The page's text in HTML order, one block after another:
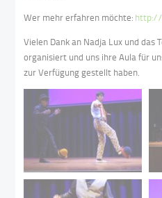
Wer mehr erfahren möchte: http://
Vielen Dank an Nadja Lux und das
organisiert und uns ihre Aula für
zur Verfügung gestellt haben.